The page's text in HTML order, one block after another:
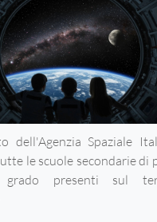
dell'Agenzia Spaziale
le scuole secondarie di
grado presenti sul